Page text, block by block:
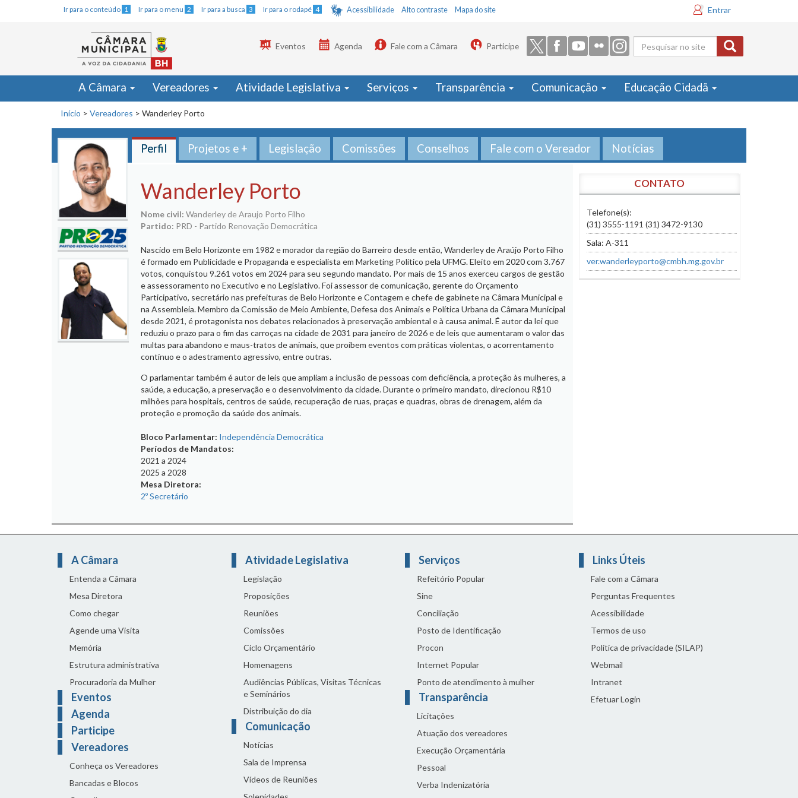
Ir para o conteúdo 1 Ir para o menu 2 Ir para a busca 3 Ir para o rodapé 4 Acessibilidade Alto contraste Mapa do site Entrar
Formulário
de busca
Eventos Agenda Fale com a Câmara Participe
A Câmara Vereadores Atividade Legislativa Serviços Transparência Comunicação Educação Cidadã
Início > Vereadores > Wanderley Porto
Perfil Projetos e + Legislação Comissões Conselhos Fale com o Vereador Notícias
Wanderley Porto
Nome civil: Wanderley de Araujo Porto Filho
Partido: PRD - Partido Renovação Democrática
Nascido em Belo Horizonte em 1982 e morador da região do Barreiro desde então, Wanderley de Araújo Porto Filho
é formado em Publicidade e Propaganda e especialista em Marketing Político pela UFMG. Eleito em 2020 com 3.767
votos, conquistou 9.261 votos em 2024 para seu segundo mandato. Por mais de 15 anos exerceu cargos de gestão
e assessoramento no Executivo e no Legislativo. Foi assessor de comunicação, gerente do Orçamento
Participativo, secretário nas prefeituras de Belo Horizonte e Contagem e chefe de gabinete na Câmara Municipal e
na Assembleia. Membro da Comissão de Meio Ambiente, Defesa dos Animais e Política Urbana da Câmara Municipal
desde 2021, é protagonista nos debates relacionados à preservação ambiental e à causa animal. É autor da lei que
reduziu o prazo para o fim das carroças na cidade de 2031 para janeiro de 2026 e de leis que aumentaram o valor das
multas para abandono e maus-tratos de animais, que proíbem eventos com práticas violentas, o acorrentamento
contínuo e o adestramento agressivo, entre outras.
O parlamentar também é autor de leis que ampliam a inclusão de pessoas com deficiência, a proteção às mulheres, a
saúde, a educação, a preservação e o desenvolvimento da cidade. Durante o primeiro mandato, direcionou R$10
milhões para hospitais, centros de saúde, recuperação de ruas, praças e quadras, obras de drenagem, além da
proteção e promoção da saúde dos animais.
Bloco Parlamentar: Independência Democrática
Períodos de Mandatos:
2021 a 2024
2025 a 2028
Mesa Diretora:
2º Secretário
CONTATO
Telefone(s):
(31) 3555-1191 (31) 3472-9130
Sala: A-311
ver.wanderleyporto@cmbh.mg.gov.br
A Câmara
Entenda a Câmara
Mesa Diretora
Como chegar
Agende uma Visita
Memória
Estrutura administrativa
Procuradoria da Mulher
Eventos
Agenda
Participe
Vereadores
Conheça os Vereadores
Bancadas e Blocos
Atividade Legislativa
Legislação
Proposições
Reuniões
Comissões
Ciclo Orçamentário
Homenagens
Audiências Públicas, Visitas Técnicas
e Seminários
Distribuição do dia
Comunicação
Notícias
Sala de Imprensa
Vídeos de Reuniões
Serviços
Refeitório Popular
Sine
Conciliação
Posto de Identificação
Procon
Internet Popular
Ponto de atendimento à mulher
Transparência
Licitações
Atuação dos vereadores
Execução Orçamentária
Pessoal
Verba Indenizatória
Links Úteis
Fale com a Câmara
Perguntas Frequentes
Acessibilidade
Termos de uso
Política de privacidade (SILAP)
Webmail
Intranet
Efetuar Login